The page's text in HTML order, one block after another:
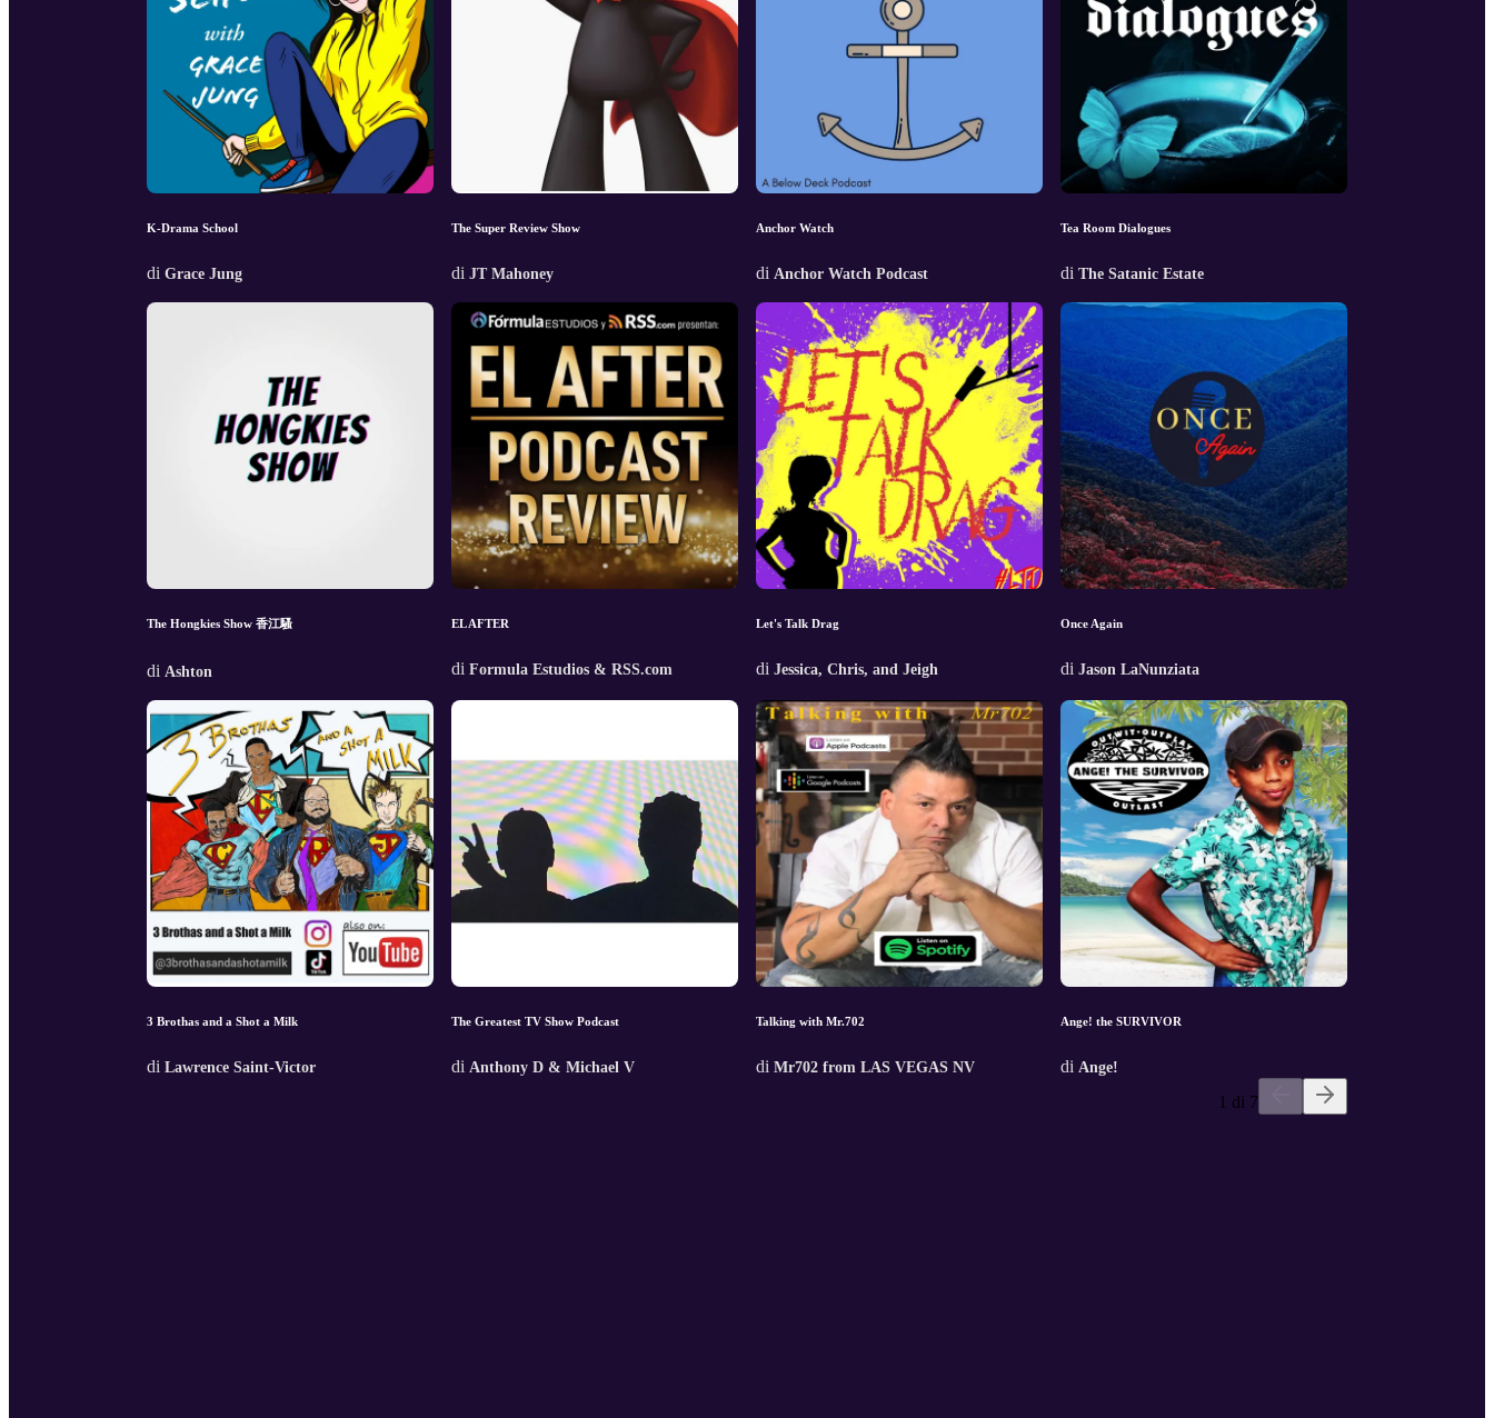
K-Drama School
di Grace Jung
The Super Review Show
di JT Mahoney
Anchor Watch
di Anchor Watch Podcast
Tea Room Dialogues
di The Satanic Estate
The Hongkies Show 香江騷
di Ashton
EL AFTER
di Formula Estudios & RSS.com
Let's Talk Drag
di Jessica, Chris, and Jeigh
Once Again
di Jason LaNunziata
3 Brothas and a Shot a Milk
di Lawrence Saint-Victor
The Greatest TV Show Podcast
di Anthony D & Michael V
Talking with Mr.702
di Mr702 from LAS VEGAS NV
Ange! the SURVIVOR
di Ange!
1 di 7